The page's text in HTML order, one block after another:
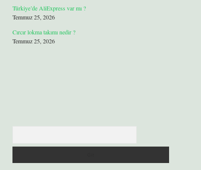
Türkiye’de AliExpress var mı ?
Temmuz 25, 2026
Cırcır lokma takımı nedir ?
Temmuz 25, 2026